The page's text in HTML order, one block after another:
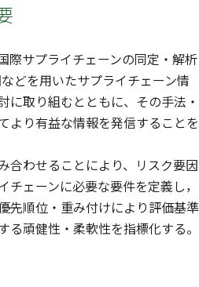
際サプライチェーンの同定・解析
どを用いたサプライチェーン情
に取り組むとともに、その手法・
より有益な情報を発信することを
合わせることにより、リスク要因
ェーンに必要な要件を定義し，
先順位・重み付けにより評価基準
る頑健性・柔軟性を指標化する。